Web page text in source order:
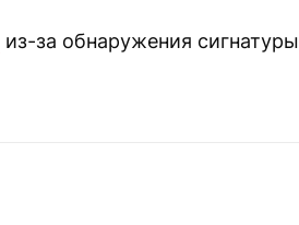
из-за обнаружения сигнатуры